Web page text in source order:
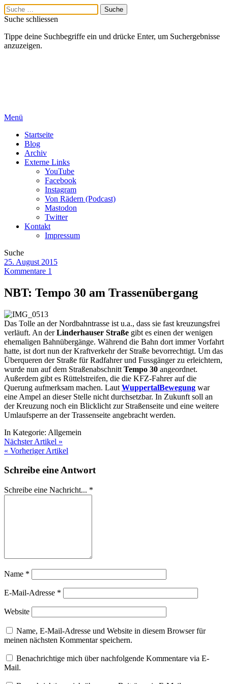
Suche schliessen
Tippe deine Suchbegriffe ein und drücke Enter, um Suchergebnisse
anzuzeigen.
Menü
Startseite
Blog
Archiv
Externe Links
YouTube
Facebook
Instagram
Von Rädern (Podcast)
Mastodon
Twitter
Kontakt
Impressum
Suche
25. August 2015
Kommentare 1
NBT: Tempo 30 am Trassenübergang
Das Tolle an der Nordbahntrasse ist u.a., dass sie fast kreuzungsfrei
verläuft. An derLinderhauser Straße gibt es einen der wenigen
ehemaligen Bahnübergänge. Während die Bahn dort immer Vorfahrt
hatte, ist dort nun der Kraftverkehr der Straße bevorrechtigt. Um das
Überqueren der Straße für Radfahrer und Fussgänger zu erleichtern,
wurde nun auf dem Straßenabschnitt Tempo 30 angeordnet.
Außerdem gibt es Rüttelstreifen, die die KFZ-Fahrer auf die
Querung aufmerksam machen. Laut WuppertalBewegung war
eine Ampel an dieser Stelle nicht durchsetzbar. In Zukunft soll an
der Kreuzung noch ein Blicklicht zur Straßenseite und eine weitere
Umlaufsperre an der Trassenseite angebracht werden.
In Kategorie: Allgemein
Nächster Artikel »
« Vorheriger Artikel
Schreibe eine Antwort
Schreibe eine Nachricht... *
Name *
E-Mail-Adresse *
Website
Name, E-Mail-Adresse und Website in diesem Browser für
meinen nächsten Kommentar speichern.
Benachrichtige mich über nachfolgende Kommentare via E-
Mail.